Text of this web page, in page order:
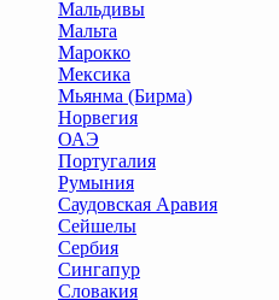
Мальдивы
Мальта
Марокко
Мексика
Мьянма (Бирма)
Норвегия
ОАЭ
Португалия
Румыния
Саудовская Аравия
Сейшелы
Сербия
Сингапур
Словакия